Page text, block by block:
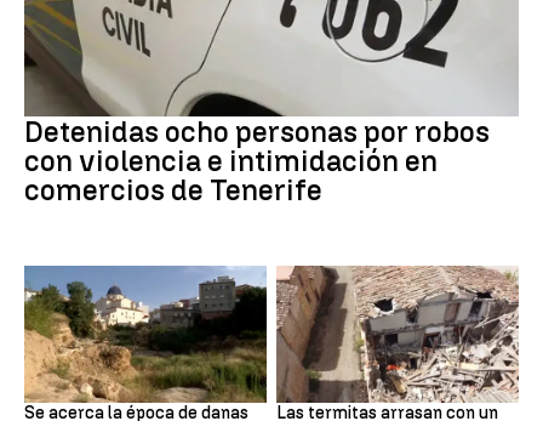
Robo con violencia
Detenidas ocho personas por robos
con violencia e intimidación en
comercios de Tenerife
Dana
Se acerca la época de danas
Termitas
Las termitas arrasan con un